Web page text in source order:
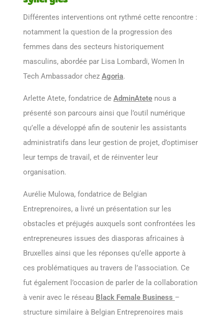
Différentes interventions ont rythmé cette rencontre :
notamment la question de la progression des
femmes dans des secteurs historiquement
masculins, abordée par Lisa Lombardi, Women In
Tech Ambassador chez Agoria.
Arlette Atete, fondatrice de AdminAtete nous a
présenté son parcours ainsi que l’outil numérique
qu’elle a développé afin de soutenir les assistants
administratifs dans leur gestion de projet, d’optimiser
leur temps de travail, et de réinventer leur
organisation.
Aurélie Mulowa, fondatrice de Belgian
Entreprenoires, a livré un présentation sur les
obstacles et préjugés auxquels sont confrontées les
entrepreneures issues des diasporas africaines à
Bruxelles ainsi que les réponses qu’elle apporte à
ces problématiques au travers de l’association. Ce
fut également l’occasion de parler de la collaboration
à venir avec le réseau Black Female Business –
structure similaire à Belgian Entreprenoires mais